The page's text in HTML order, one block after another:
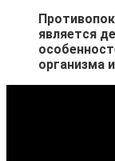
является
организма